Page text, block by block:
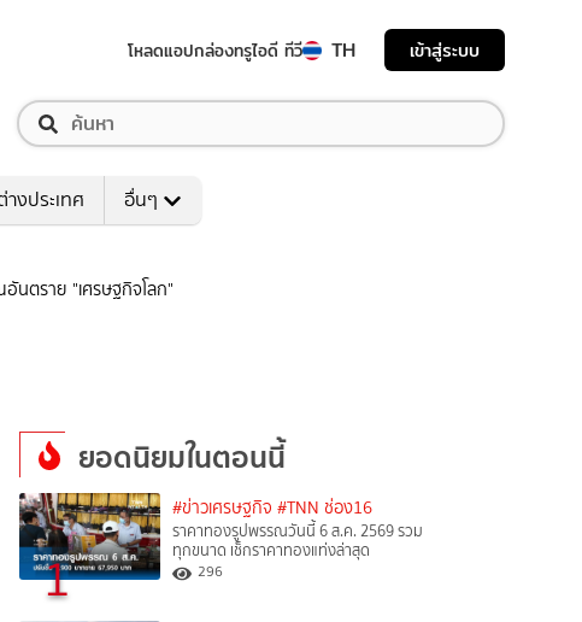
โหลดแอปกล่องทรูไอดี ทีวี TH เข้าสู่ระบบ
างประเทศ อื่นๆ
ตราย "เศรษฐกิจโลก"
ยอดนิยมในตอนนี้
1
#ข่าวเศรษฐกิจ #TNN ช่อง16
ราคาทองรูปพรรณวันนี้ 6 ส.ค. 2569 รวม
ทุกขนาด เช็กราคาทองแท่งล่าสุด
296